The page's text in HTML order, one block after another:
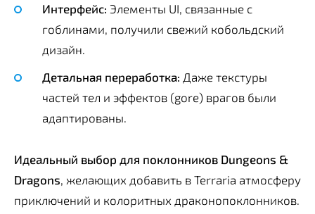
Интерфейс: Элементы UI, связанные с
гоблинами, получили свежий кобольдский
дизайн.
Детальная переработка: Даже текстуры
частей тел и эффектов (gore) врагов были
адаптированы.
Идеальный выбор для поклонников Dungeons &
Dragons , желающих добавить в Terraria атмосферу
приключений и колоритных драконопоклонников.